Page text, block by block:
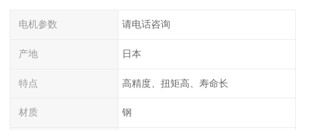
电机参数 请电话咨询
产地 日本
特点 高精度、扭矩高、寿命长
材质 钢